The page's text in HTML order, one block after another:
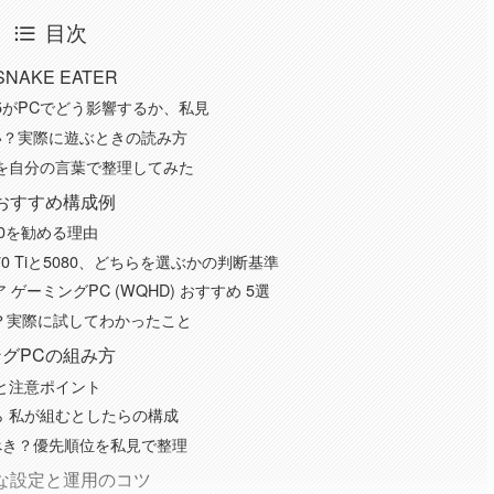
目次
EATER
PCでどう影響するか、私見
実際に遊ぶときの読み方
分の言葉で整理してみた
すすめ構成例
勧める理由
Tiと5080、どちらを選ぶかの判断基準
ーミングPC (WQHD) おすすめ 5選
際に試してわかったこと
PCの組み方
注意ポイント
私が組むとしたらの構成
？優先順位を私見で整理
設定と運用のコツ